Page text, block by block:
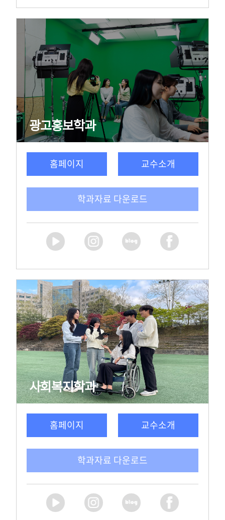
광고홍보학과
홈페이지 교수소개
학과자료 다운로드
사회복지학과
홈페이지 교수소개
학과자료 다운로드